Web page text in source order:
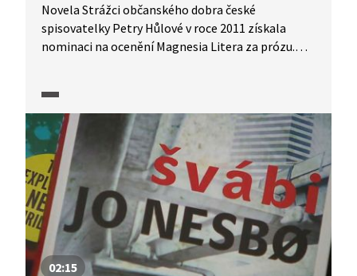
Novela Strážci občanského dobra české
spisovatelky Petry Hůlové v roce 2011 získala
nominaci na ocenění Magnesia Litera za prózu.
za své vítězství a systém zdánlivé rovnosti
a pořádku jim i dnes chybí. Autorka nám ze své
knihy přečte ukázku.
02:15